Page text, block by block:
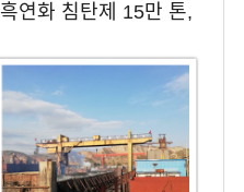
연화 침탄제 15만 톤,